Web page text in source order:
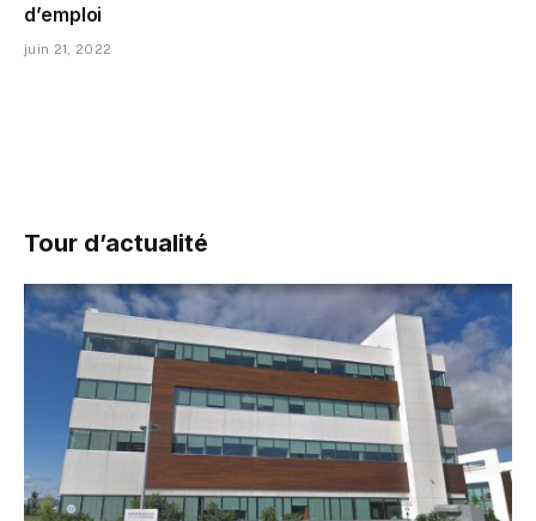
d’emploi
juin 21, 2022
Tour d’actualité